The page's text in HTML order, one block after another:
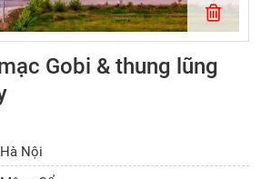
Gobi & thung lũng
Hà Nội